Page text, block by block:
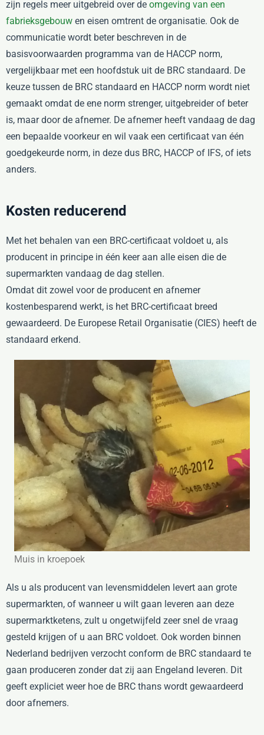
zijn regels meer uitgebreid over de omgeving van een
fabrieksgebouw en eisen omtrent de organisatie. Ook de
communicatie wordt beter beschreven in de
basisvoorwaarden programma van de HACCP norm,
vergelijkbaar met een hoofdstuk uit de BRC standaard. De
keuze tussen de BRC standaard en HACCP norm wordt niet
gemaakt omdat de ene norm strenger, uitgebreider of beter
is, maar door de afnemer. De afnemer heeft vandaag de dag
een bepaalde voorkeur en wil vaak een certificaat van één
goedgekeurde norm, in deze dus BRC, HACCP of IFS, of iets
anders.
Kosten reducerend
Met het behalen van een BRC-certificaat voldoet u, als
producent in principe in één keer aan alle eisen die de
supermarkten vandaag de dag stellen.
Omdat dit zowel voor de producent en afnemer
kostenbesparend werkt, is het BRC-certificaat breed
gewaardeerd. De Europese Retail Organisatie (CIES) heeft de
standaard erkend.
Muis in kroepoek
Als u als producent van levensmiddelen levert aan grote
supermarkten, of wanneer u wilt gaan leveren aan deze
supermarktketens, zult u ongetwijfeld zeer snel de vraag
gesteld krijgen of u aan BRC voldoet. Ook worden binnen
Nederland bedrijven verzocht conform de BRC standaard te
gaan produceren zonder dat zij aan Engeland leveren. Dit
geeft expliciet weer hoe de BRC thans wordt gewaardeerd
door afnemers.